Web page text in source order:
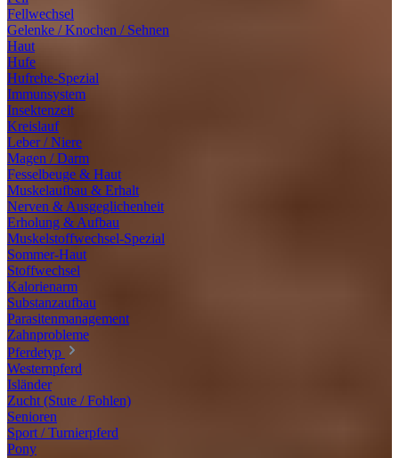
Fellwechsel
Gelenke / Knochen / Sehnen
Haut
Hufe
Hufrehe-Spezial
Immunsystem
Insektenzeit
Kreislauf
Leber / Niere
Magen / Darm
Fesselbeuge & Haut
Muskelaufbau & Erhalt
Nerven & Ausgeglichenheit
Erholung & Aufbau
Muskelstoffwechsel-Spezial
Sommer-Haut
Stoffwechsel
Kalorienarm
Substanzaufbau
Parasitenmanagement
Zahnprobleme
Pferdetyp
Westernpferd
Isländer
Zucht (Stute / Fohlen)
Senioren
Sport / Turnierpferd
Pony